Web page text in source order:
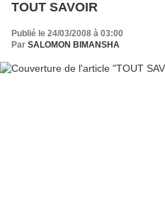
TOUT SAVOIR
Publié le 24/03/2008 à 03:00
Par SALOMON BIMANSHA